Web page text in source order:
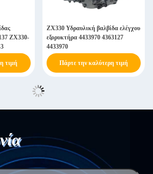
ZX330-
τιμή
ZX330 Υδραυλική βαλβίδα ελέγχου
εξορυκτήρα 4433970 4363127
4433970
Πάρτε την καλύτερη τιμή